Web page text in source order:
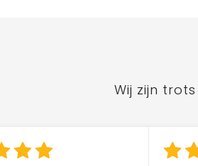
Wij zijn